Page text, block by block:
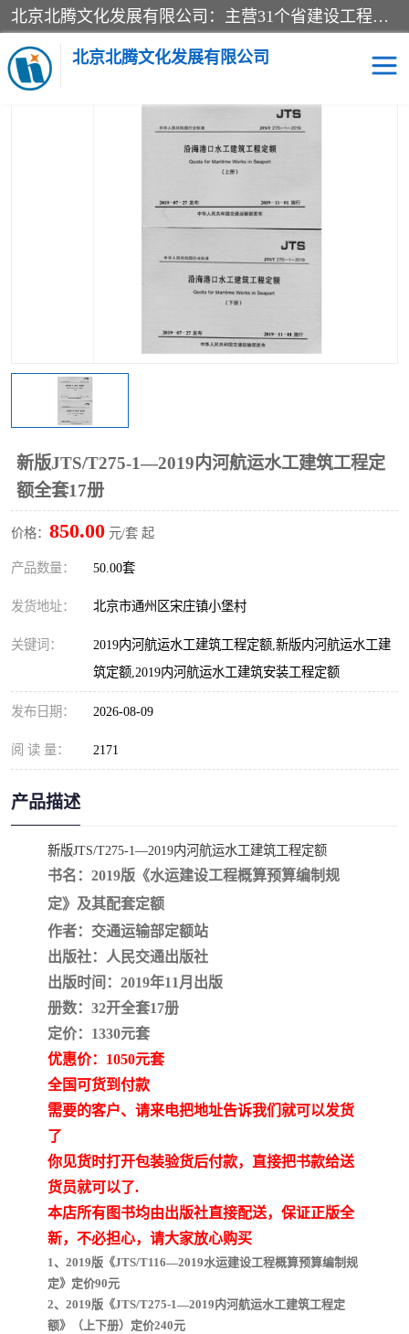
北京北腾文化发展有限公司：主营31个省建设工程预算书,工程预算软件,工程计价依据,工程造价定额,工程量清单计价定额,建设工程量消耗量定额,各行业工程预算定额,铁路定额,电力定额,矿山定额,*,黄金定额,钢铁企业检修定额,中石化安装检修定额,煤矿图书,医院书籍等.诚信的经营，在发展的同时公司不忘不断总结不断优化为客户的服务，和一如既往的热情赢得了新老客户的极高评价及青睐。
北京北腾文化发展有限公司
当前位置：首页>供应商机>内河沿海港口疏浚定额> 新版
JTS/T275-1—2019内河航运水工建筑工程定额全套17册
新版JTS/T275-1—2019内河航运水工建筑工程定
额全套17册
价格： 850.00 元/套 起
产品数量： 50.00套
发货地址： 北京市通州区宋庄镇小堡村
关键词：
2019内河航运水工建筑工程定额,新版内河航运水工建
筑定额,2019内河航运水工建筑安装工程定额
发布日期： 2026-08-09
阅 读 量： 2171
产品描述
新版JTS/T275-1—2019内河航运水工建筑工程定额
书名：2019版《水运建设工程概算预算编制规
定》及其配套定额
作者：交通运输部定额站
出版社：人民交通出版社
出版时间：2019年11月出版
册数：32开全套17册
定价：1330元套
优惠价：1050元套
全国可货到付款
需要的客户、请来电把地址告诉我们就可以发货
了
你见货时打开包装验货后付款，直接把书款给送
货员就可以了.
本店所有图书均由出版社直接配送，保证正版全
新，不必担心，请大家放心购买
1、2019版《JTS/T116—2019水运建设工程概算预算编制规
定》定价90元
2、2019版《JTS/T275-1—2019内河航运水工建筑工程定
额》（上下册）定价240元
预算定额
煤矿图书
铁路建设工程预算定额
石油化工安装预算定额
新石油化工检修定额 石油化工概算定额数据
石油建设安装工程预算定
山东省工程预算定额
电网技改,拆除,检修定额 炼油化工计价依据定额
信息通信建设工程预算定
额
火力发电机组检修定额
湖北建设工程消耗量定额
煤炭建设工程预算定额 钢铁检修工程预算定额
黄金矿山工程预算定额 冶金工业矿山建设工程预
算定额2
冶金工业建设工程预算定
额
人防工程预算定额
电子工程概预算定额
疏浚工程预算定额
吉林建设工程计价定额 辽宁省建筑工程预算定额
福建建设工程预算定额
辽宁省工程计价定额
江西省建筑工程预算定额
锅炉及压力容器规范国际
性规范ASME
湖北省建设工程预算定额 年考军校教材资料
甘肃省建设工程预算定额
内蒙古建设工程预算定额
陕西建设工程消耗量定额 新疆建设工程预算定额
贵州水利水电定额
青海省建筑工程消耗量定